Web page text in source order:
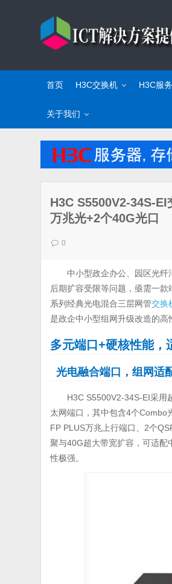
首页 H3C交换机 H3C服
关于我们
H3C S5500V2-34S-
万兆光+2个40G光口
0
中小型政企办公、园区光纤
后期扩容受限等问题，亟需一
系列经典光电混合三层网管交换
是政企中小型组网升级改造的高
多元端口+硬核性能，
光电融合端口，组网适
H3C S5500V2-34S-EI采用
太网端口，其中包含4个Combo
FP PLUS万兆上行端口、2个
聚与40G超大带宽扩容，可适配
性极强。